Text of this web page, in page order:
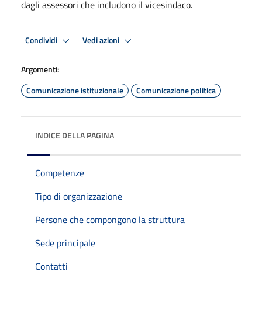
dagli assessori che includono il vicesindaco.
Condividi Vedi azioni
Argomenti:
Comunicazione istituzionale
Comunicazione politica
INDICE DELLA PAGINA
Competenze
Tipo di organizzazione
Persone che compongono la struttura
Sede principale
Contatti